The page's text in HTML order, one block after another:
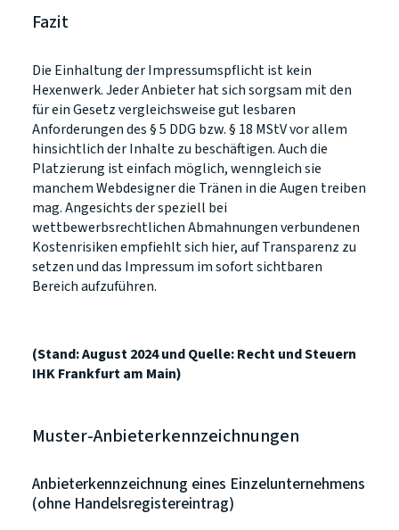
Fazit
Die Einhaltung der Impressumspflicht ist kein
Hexenwerk. Jeder Anbieter hat sich sorgsam mit den
für ein Gesetz vergleichsweise gut lesbaren
Anforderungen des § 5 DDG bzw. § 18 MStV vor allem
hinsichtlich der Inhalte zu beschäftigen. Auch die
Platzierung ist einfach möglich, wenngleich sie
manchem Webdesigner die Tränen in die Augen treiben
mag. Angesichts der speziell bei
wettbewerbsrechtlichen Abmahnungen verbundenen
Kostenrisiken empfiehlt sich hier, auf Transparenz zu
setzen und das Impressum im sofort sichtbaren
Bereich aufzuführen.
(Stand: August 2024 und Quelle: Recht und Steuern
IHK Frankfurt am Main)
Muster-Anbieterkennzeichnungen
Anbieterkennzeichnung eines Einzelunternehmens
(ohne Handelsregistereintrag)